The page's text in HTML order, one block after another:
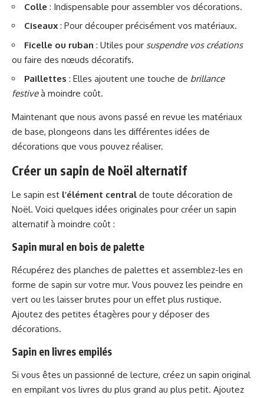
Colle : Indispensable pour assembler vos décorations.
Ciseaux : Pour découper précisément vos matériaux.
Ficelle ou ruban : Utiles pour suspendre vos créations
ou faire des nœuds décoratifs.
Paillettes : Elles ajoutent une touche de brillance
festiveà moindre coût.
Maintenant que nous avons passé en revue les matériaux
de base, plongeons dans les différentes idées de
décorations que vous pouvez réaliser.
Créer un sapin de Noël alternatif
Le sapin est l’élément central de toute décoration de
Noël. Voici quelques idées originales pour créer un sapin
alternatif à moindre coût :
Sapin mural en bois de palette
Récupérez des planches de palettes et assemblez-les en
forme de sapin sur votre mur. Vous pouvez les peindre en
vert ou les laisser brutes pour un effet plus rustique.
Ajoutez des petites étagères pour y déposer des
décorations.
Sapin en livres empilés
Si vous êtes un passionné de lecture, créez un sapin original
en empilant vos livres du plus grand au plus petit. Ajoutez